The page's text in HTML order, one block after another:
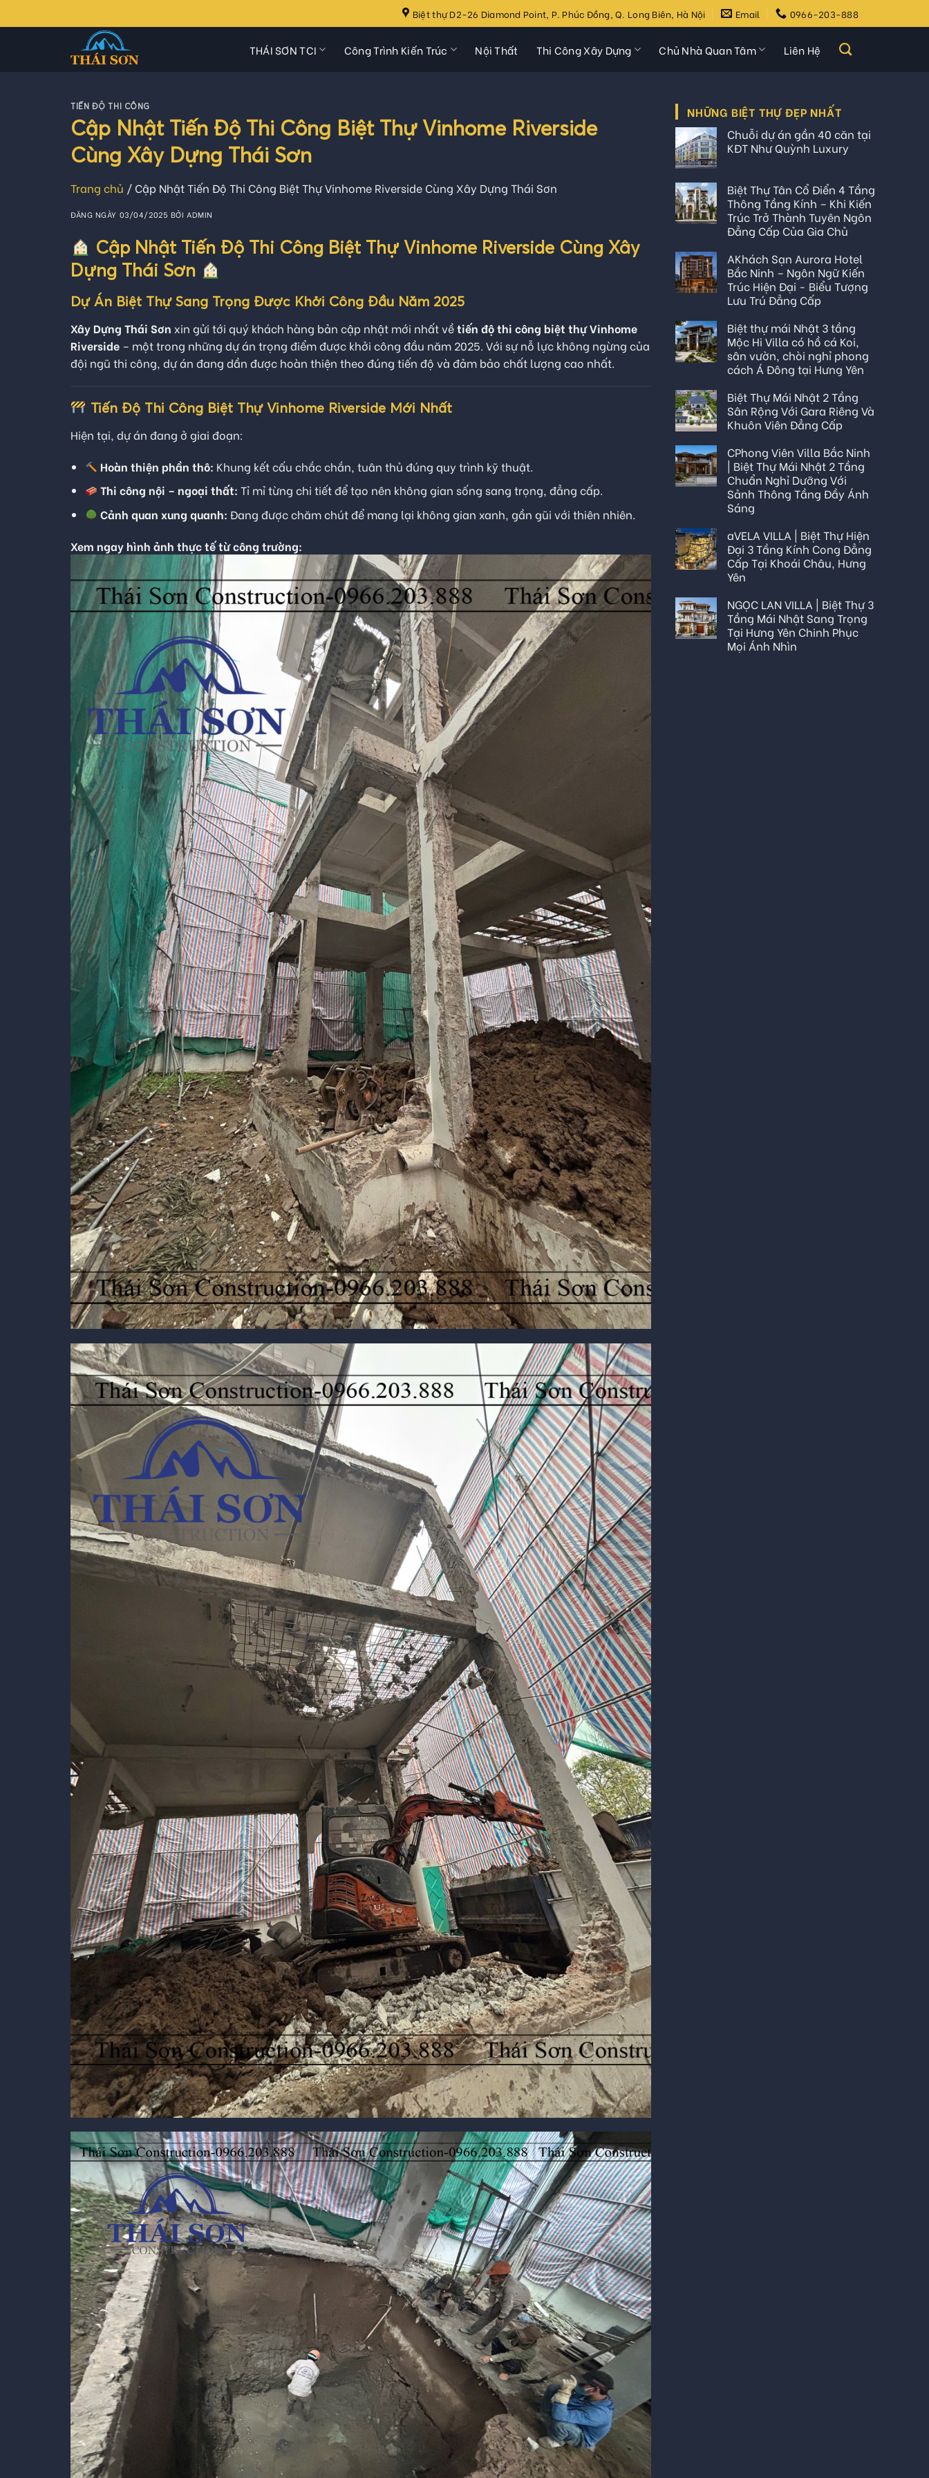
to
Biệt thự D2-26 Diamond Point, P. Phúc Đồng, Q. Long Biên, Hà Nội Email 0966-203-888
THÁI SƠN TCI Công Trình Kiến Trúc Nội Thất Thi Công Xây Dựng Chủ Nhà Quan Tâm Liên Hệ
TIẾN ĐỘ THI CÔNG
Cập Nhật Tiến Độ Thi Công Biệt Thự Vinhome Riverside
Cùng Xây Dựng Thái Sơn
Trang chủ / Cập Nhật Tiến Độ Thi Công Biệt Thự Vinhome Riverside Cùng Xây Dựng Thái Sơn
ĐĂNG NGÀY 03/04/2025 BỞIADMIN
Cập Nhật Tiến Độ Thi Công Biệt Thự Vinhome Riverside Cùng Xây
Dựng Thái Sơn
Dự Án Biệt Thự Sang Trọng Được Khởi Công Đầu Năm 2025
Xây Dựng Thái Sơn xin gửi tới quý khách hàng bản cập nhật mới nhất vềtiến độ thi công biệt thự Vinhome
Riverside – một trong những dự án trọng điểm được khởi công đầu năm 2025. Với sự nỗ lực không ngừng của
đội ngũ thi công, dự án đang dần được hoàn thiện theo đúng tiến độ và đảm bảo chất lượng cao nhất.
Tiến Độ Thi Công Biệt Thự Vinhome Riverside Mới Nhất
Hiện tại, dự án đang ở giai đoạn:
Hoàn thiện phần thô: Khung kết cấu chắc chắn, tuân thủ đúng quy trình kỹ thuật.
Thi công nội – ngoại thất: Tỉ mỉ từng chi tiết để tạo nên không gian sống sang trọng, đẳng cấp.
Cảnh quan xung quanh: Đang được chăm chút để mang lại không gian xanh, gần gũi với thiên nhiên.
Xem ngay hình ảnh thực tế từ công trường:
NHỮNG BIỆT THỰ ĐẸP NHẤT
Chuỗi dự án gần 40 căn tại
KĐT Như Quỳnh Luxury
Biệt Thự Tân Cổ Điển 4 Tầng
Thông Tầng Kính – Khi Kiến
Trúc Trở Thành Tuyên Ngôn
Đẳng Cấp Của Gia Chủ
AKhách Sạn Aurora Hotel
Bắc Ninh – Ngôn Ngữ Kiến
Trúc Hiện Đại - Biểu Tượng
Lưu Trú Đẳng Cấp
Biệt thự mái Nhật 3 tầng
Mộc Hi Villa có hồ cá Koi,
sân vườn, chòi nghỉ phong
cách Á Đông tại Hưng Yên
Biệt Thự Mái Nhật 2 Tầng
Sân Rộng Với Gara Riêng Và
Khuôn Viên Đẳng Cấp
CPhong Viên Villa Bắc Ninh
| Biệt Thự Mái Nhật 2 Tầng
Chuẩn Nghỉ Dưỡng Với
Sảnh Thông Tầng Đầy Ánh
Sáng
aVELA VILLA | Biệt Thự Hiện
Đại 3 Tầng Kính Cong Đẳng
Cấp Tại Khoái Châu, Hưng
Yên
NGỌC LAN VILLA | Biệt Thự 3
Tầng Mái Nhật Sang Trọng
Tại Hưng Yên Chinh Phục
Mọi Ánh Nhìn